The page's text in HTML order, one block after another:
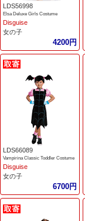
LDS56998
Elsa Deluxe Girls Costume
Disguise
女の子
4200円
LDS66089
Vampirina Classic Toddler Costume
Disguise
女の子
6700円